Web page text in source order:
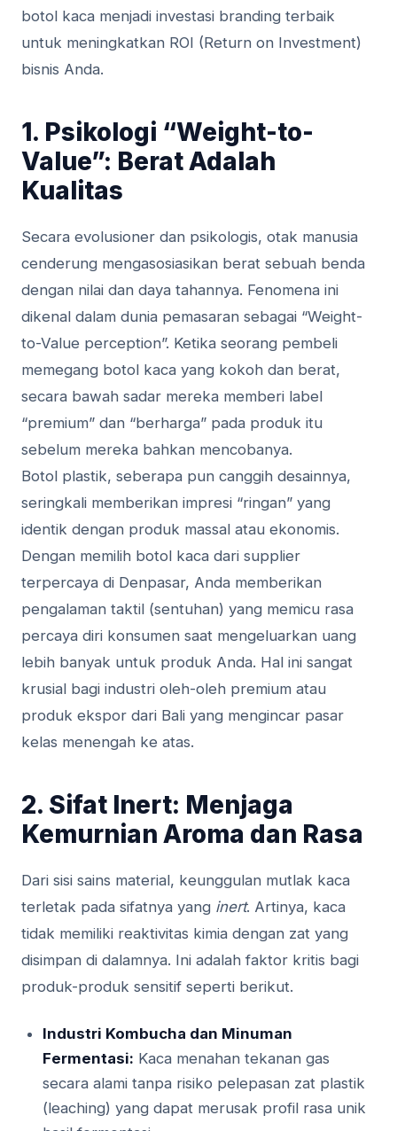
botol kaca menjadi investasi branding terbaik
untuk meningkatkan ROI (Return on Investment)
bisnis Anda.
1. Psikologi “Weight-to-
Value”: Berat Adalah
Kualitas
Secara evolusioner dan psikologis, otak manusia
cenderung mengasosiasikan berat sebuah benda
dengan nilai dan daya tahannya. Fenomena ini
dikenal dalam dunia pemasaran sebagai “Weight-
to-Value perception”. Ketika seorang pembeli
memegang botol kaca yang kokoh dan berat,
secara bawah sadar mereka memberi label
“premium” dan “berharga” pada produk itu
sebelum mereka bahkan mencobanya.
Botol plastik, seberapa pun canggih desainnya,
seringkali memberikan impresi “ringan” yang
identik dengan produk massal atau ekonomis.
Dengan memilih botol kaca dari supplier
terpercaya di Denpasar, Anda memberikan
pengalaman taktil (sentuhan) yang memicu rasa
percaya diri konsumen saat mengeluarkan uang
lebih banyak untuk produk Anda. Hal ini sangat
krusial bagi industri oleh-oleh premium atau
produk ekspor dari Bali yang mengincar pasar
kelas menengah ke atas.
2. Sifat Inert: Menjaga
Kemurnian Aroma dan Rasa
Dari sisi sains material, keunggulan mutlak kaca
terletak pada sifatnya yang inert. Artinya, kaca
tidak memiliki reaktivitas kimia dengan zat yang
disimpan di dalamnya. Ini adalah faktor kritis bagi
produk-produk sensitif seperti berikut.
Industri Kombucha dan Minuman
Fermentasi: Kaca menahan tekanan gas
secara alami tanpa risiko pelepasan zat plastik
(leaching) yang dapat merusak profil rasa unik